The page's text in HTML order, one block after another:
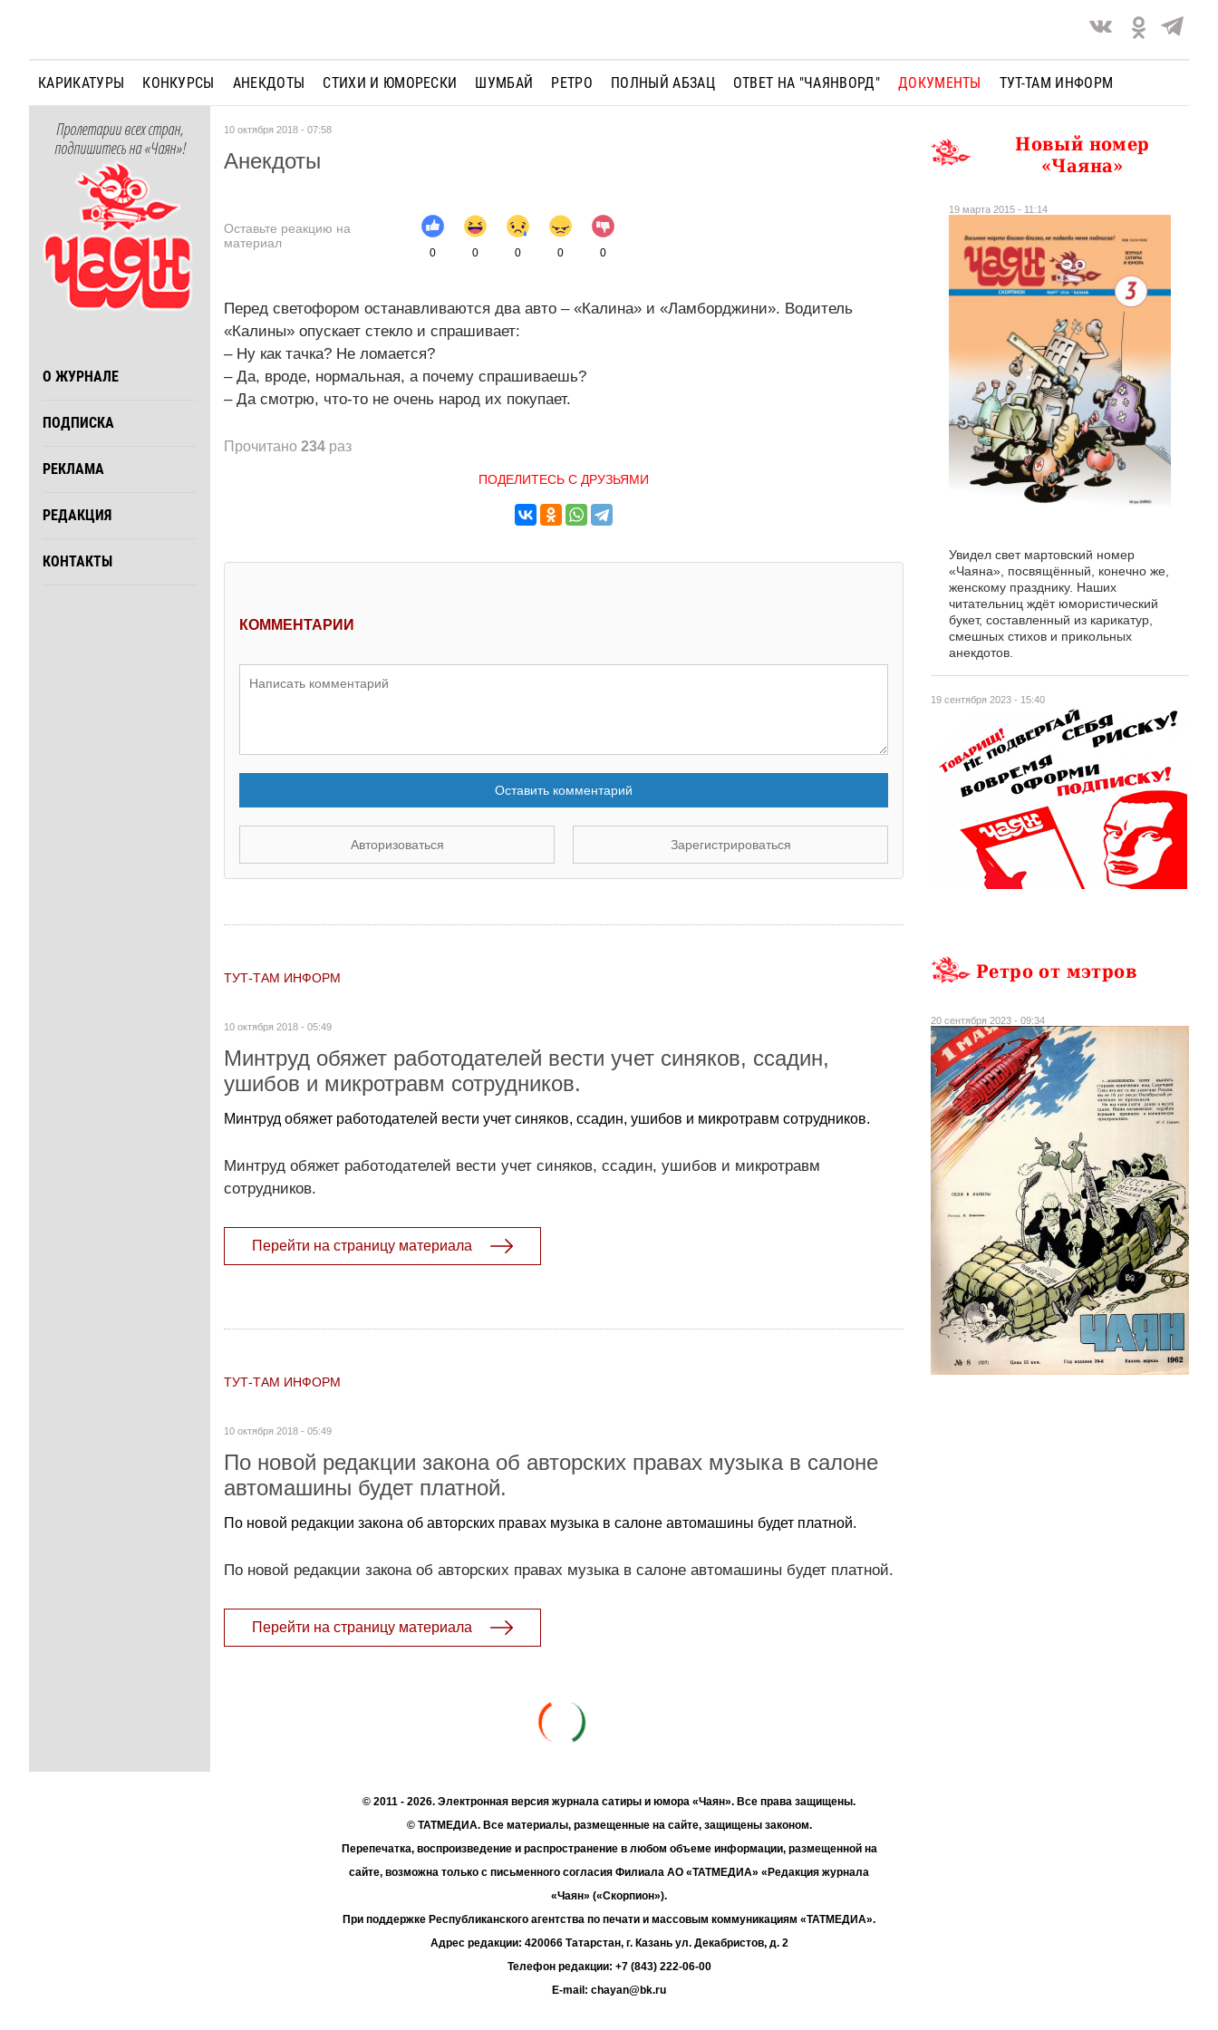
КАРИКАТУРЫ КОНКУРСЫ АНЕКДОТЫ СТИХИ И ЮМОРЕСКИ ШУМБАЙ РЕТРО ПОЛНЫЙ АБЗАЦ ОТВЕТ НА "ЧАЯНВОРД" ДОКУМЕНТЫ ТУТ-ТАМ ИНФОРМ
Пролетарии всех стран,
подпишитесь на «Чаян»!
О ЖУРНАЛЕ
ПОДПИСКА
РЕКЛАМА
РЕДАКЦИЯ
КОНТАКТЫ
10 октября 2018 - 07:58
Анекдоты
Оставьте реакцию на
материал
0 0 0 0 0
Перед светофором останавливаются два авто – «Калина» и «Ламборджини». Водитель
«Калины» опускает стекло и спрашивает:
– Ну как тачка? Не ломается?
– Да, вроде, нормальная, а почему спрашиваешь?
– Да смотрю, что-то не очень народ их покупает.
Прочитано 234 раз
ПОДЕЛИТЕСЬ С ДРУЗЬЯМИ
КОММЕНТАРИИ
Оставить комментарий
Авторизоваться Зарегистрироваться
ТУТ-ТАМ ИНФОРМ
10 октября 2018 - 05:49
Минтруд обяжет работодателей вести учет синяков, ссадин,
ушибов и микротравм сотрудников.
Минтруд обяжет работодателей вести учет синяков, ссадин, ушибов и микротравм сотрудников.
Минтруд обяжет работодателей вести учет синяков, ссадин, ушибов и микротравм
сотрудников.
Перейти на страницу материала
ТУТ-ТАМ ИНФОРМ
10 октября 2018 - 05:49
По новой редакции закона об авторских правах музыка в салоне
автомашины будет платной.
По новой редакции закона об авторских правах музыка в салоне автомашины будет платной.
По новой редакции закона об авторских правах музыка в салоне автомашины будет платной.
Перейти на страницу материала
19 сентября 2023 - 15:40
Новый номер
«Чаяна»
19 марта 2015 - 11:14
Увидел свет мартовский номер
«Чаяна», посвящённый, конечно же,
женскому празднику. Наших
читательниц ждёт юмористический
букет, составленный из карикатур,
смешных стихов и прикольных
анекдотов.
Ретро от мэтров
20 сентября 2023 - 09:34
© 2011 - 2026. Электронная версия журнала сатиры и юмора «Чаян». Все права защищены.
© ТАТМЕДИА. Все материалы, размещенные на сайте, защищены законом.
Перепечатка, воспроизведение и распространение в любом объеме информации, размещенной на
сайте, возможна только с письменного согласия Филиала АО «ТАТМЕДИА» «Редакция журнала
«Чаян» («Скорпион»).
При поддержке Республиканского агентства по печати и массовым коммуникациям «ТАТМЕДИА».
Адрес редакции: 420066 Татарстан, г. Казань ул. Декабристов, д. 2
Телефон редакции: +7 (843) 222-06-00
E-mail: chayan@bk.ru